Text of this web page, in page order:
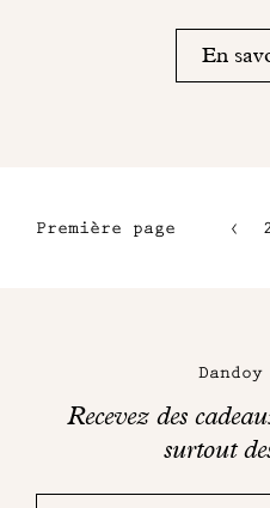
En
Première page
réseaux
Recevez des
surtout